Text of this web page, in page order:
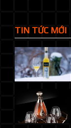
TIN TỨC MỚI